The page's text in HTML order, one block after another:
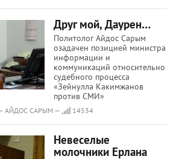
Друг мой, Даурен…
Политолог Айдос Сарым
озадачен позицией министра
информации и
коммуникаций относительно
судебного процесса
«Зейнулла Какимжанов
против СМИ»
АЙДОС САРЫМ — 14534
Невеселые
молочники Ерлана